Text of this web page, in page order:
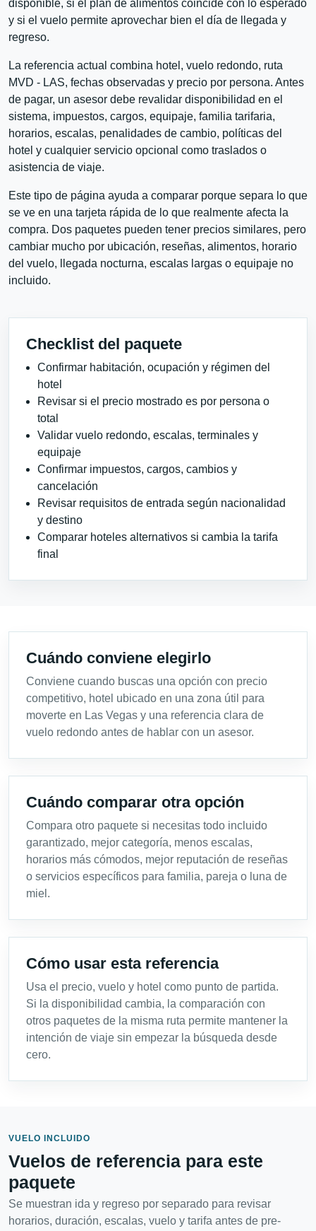
disponible, si el plan de alimentos coincide con lo esperado
y si el vuelo permite aprovechar bien el día de llegada y
regreso.
La referencia actual combina hotel, vuelo redondo, ruta
MVD - LAS, fechas observadas y precio por persona. Antes
de pagar, un asesor debe revalidar disponibilidad en el
sistema, impuestos, cargos, equipaje, familia tarifaria,
horarios, escalas, penalidades de cambio, políticas del
hotel y cualquier servicio opcional como traslados o
asistencia de viaje.
Este tipo de página ayuda a comparar porque separa lo que
se ve en una tarjeta rápida de lo que realmente afecta la
compra. Dos paquetes pueden tener precios similares, pero
cambiar mucho por ubicación, reseñas, alimentos, horario
del vuelo, llegada nocturna, escalas largas o equipaje no
incluido.
Checklist del paquete
Confirmar habitación, ocupación y régimen del
hotel
Revisar si el precio mostrado es por persona o
total
Validar vuelo redondo, escalas, terminales y
equipaje
Confirmar impuestos, cargos, cambios y
cancelación
Revisar requisitos de entrada según nacionalidad
y destino
Comparar hoteles alternativos si cambia la tarifa
final
Cuándo conviene elegirlo
Conviene cuando buscas una opción con precio
competitivo, hotel ubicado en una zona útil para
moverte en Las Vegas y una referencia clara de
vuelo redondo antes de hablar con un asesor.
Cuándo comparar otra opción
Compara otro paquete si necesitas todo incluido
garantizado, mejor categoría, menos escalas,
horarios más cómodos, mejor reputación de reseñas
o servicios específicos para familia, pareja o luna de
miel.
Cómo usar esta referencia
Usa el precio, vuelo y hotel como punto de partida.
Si la disponibilidad cambia, la comparación con
otros paquetes de la misma ruta permite mantener la
intención de viaje sin empezar la búsqueda desde
cero.
VUELO INCLUIDO
Vuelos de referencia para este
paquete
Se muestran ida y regreso por separado para revisar
horarios, duración, escalas, vuelo y tarifa antes de pre-